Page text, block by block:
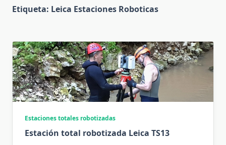
Etiqueta: Leica Estaciones Roboticas
Estaciones totales robotizadas
Estación total robotizada Leica TS13